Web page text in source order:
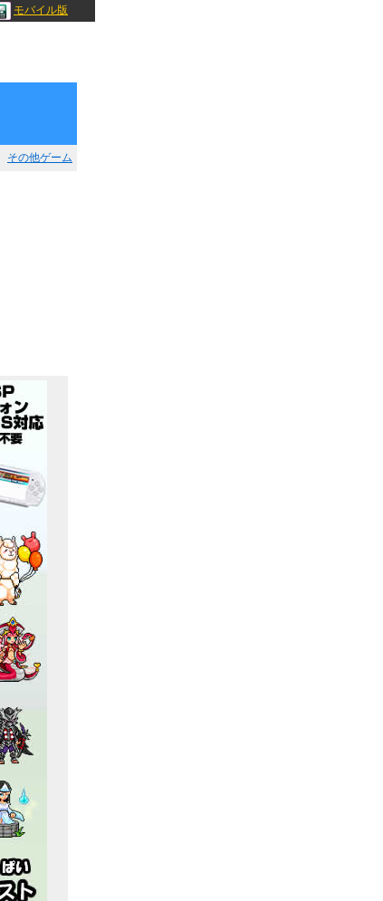
モバイル版
その他ゲーム